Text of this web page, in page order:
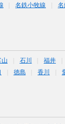
名鉄小牧線
名
山 石川 福井
徳島 香川